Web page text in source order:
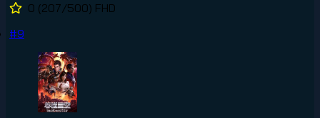
0 (207/500) FHD
#9